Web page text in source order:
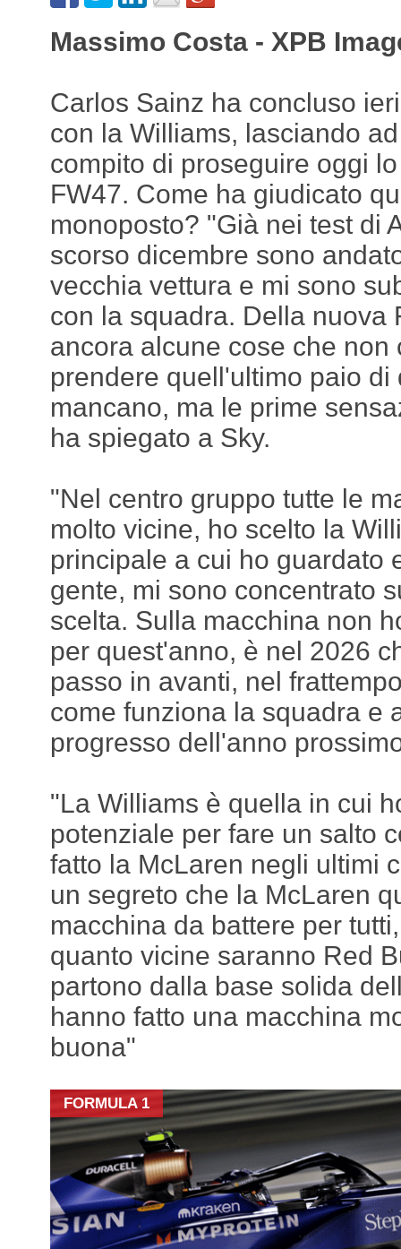
Massimo Costa - XPB
Carlos Sainz ha concluso
con la Williams, lasciando
compito di proseguire oggi
FW47. Come ha giudicato
monoposto? "Già nei test di
scorso dicembre sono
vecchia vettura e mi sono
con la squadra. Della nuova
ancora alcune cose che non
prendere quell'ultimo paio di
mancano, ma le prime
ha spiegato a Sky.
"Nel centro gruppo tutte le
molto vicine, ho scelto la
principale a cui ho guardato
gente, mi sono concentrato
scelta. Sulla macchina non
per quest'anno, è nel 2026
passo in avanti, nel
come funziona la squadra e
progresso dell'anno
"La Williams è quella in cui
potenziale per fare un salto
fatto la McLaren negli ultimi
un segreto che la McLaren
macchina da battere per
quanto vicine saranno Red
partono dalla base solida
hanno fatto una macchina
buona"
FORMULA 1